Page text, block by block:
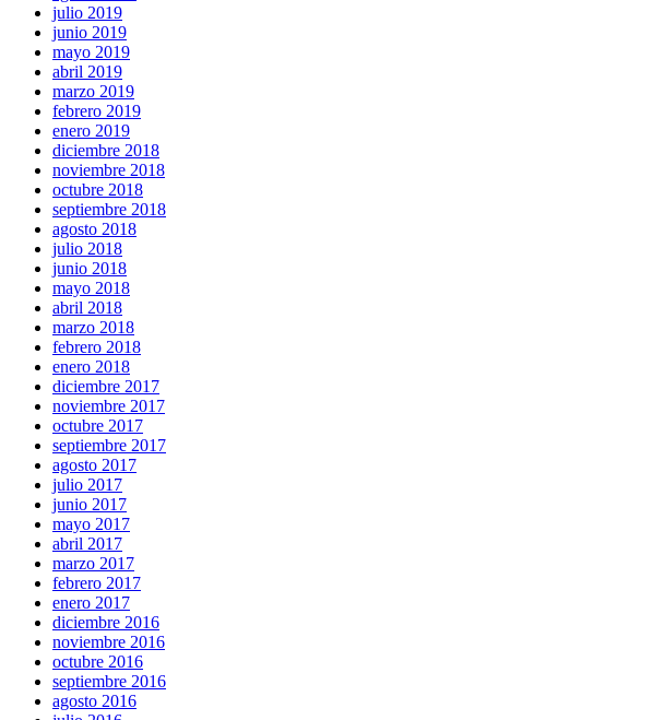
julio 2019
junio 2019
mayo 2019
abril 2019
marzo 2019
febrero 2019
enero 2019
diciembre 2018
noviembre 2018
octubre 2018
septiembre 2018
agosto 2018
julio 2018
junio 2018
mayo 2018
abril 2018
marzo 2018
febrero 2018
enero 2018
diciembre 2017
noviembre 2017
octubre 2017
septiembre 2017
agosto 2017
julio 2017
junio 2017
mayo 2017
abril 2017
marzo 2017
febrero 2017
enero 2017
diciembre 2016
noviembre 2016
octubre 2016
septiembre 2016
agosto 2016